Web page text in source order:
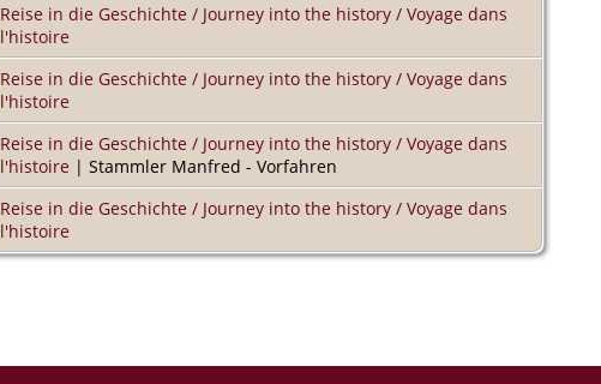
Reise in die Geschichte / Journey into the history / Voyage dans
l'histoire
Reise in die Geschichte / Journey into the history / Voyage dans
l'histoire
Reise in die Geschichte / Journey into the history / Voyage dans
l'histoire | Stammler Manfred - Vorfahren
Reise in die Geschichte / Journey into the history / Voyage dans
l'histoire